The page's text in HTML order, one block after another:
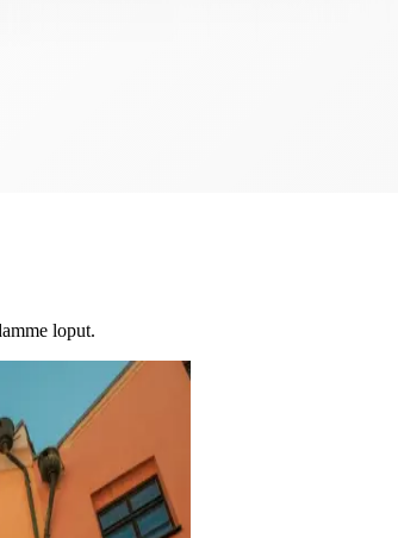
loput.